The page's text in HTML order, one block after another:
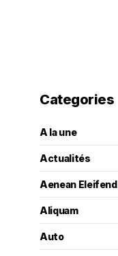
Categories
A la une
Actualités
Aenean Eleifend
Aliquam
Auto